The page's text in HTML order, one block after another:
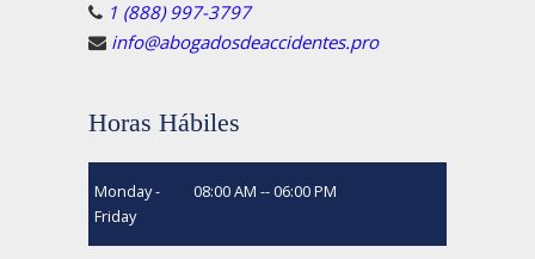
1 (888) 997-3797
info@abogadosdeaccidentes.pro
Horas Hábiles
Monday -
Friday
08:00 AM -- 06:00 PM